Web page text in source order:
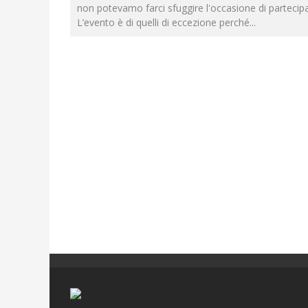
non potevamo farci sfuggire l'occasione di
L’evento è di quelli di eccezione perché...